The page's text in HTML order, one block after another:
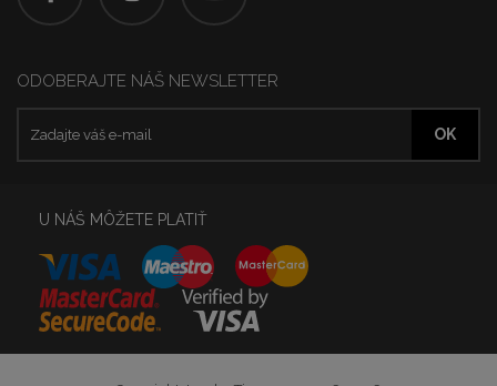
ODOBERAJTE NÁŠ NEWSLETTER
U NÁŠ MÔŽETE PLATIŤ